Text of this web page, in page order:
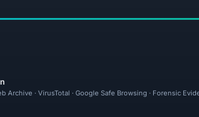
Archive · VirusTotal · Google Safe Browsing · Forensic